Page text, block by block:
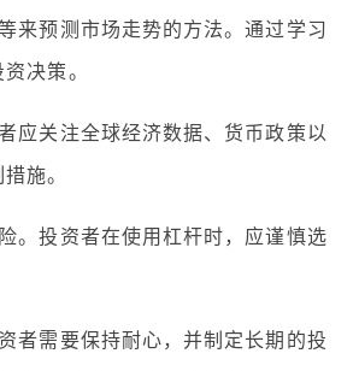
来预测市场走势的方法。通过学习
决策。
应关注全球经济数据、货币政策以
施。
。投资者在使用杠杆时，应谨慎选
者需要保持耐心，并制定长期的投